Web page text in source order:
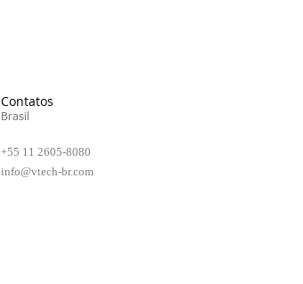
Contatos
Brasil
+55 11 2605-8080
info@vtech-br.com